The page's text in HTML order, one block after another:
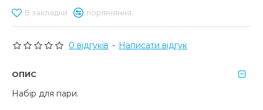
0 відгуків - Написати відгук
В закладки порівняння
ОПИС
Набір для пари.